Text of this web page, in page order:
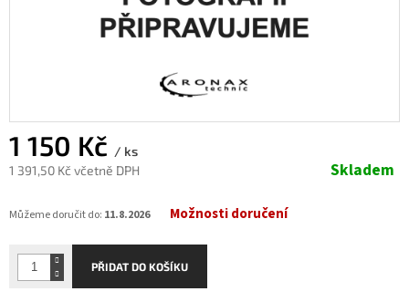
1 150 Kč / ks
1 391,50 Kč včetně DPH
cena:
Skladem
Můžeme doručit do: 11.8.2026 Možnosti doručení
PŘIDAT DO KOŠÍKU